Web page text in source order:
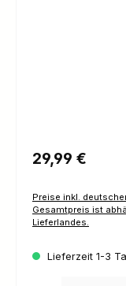
Regulärer Preis:
29,99 €
Preise inkl. deutscher MwSt zzgl.
Gesamtpreis ist
Lieferlandes.
Lieferzeit 1-3